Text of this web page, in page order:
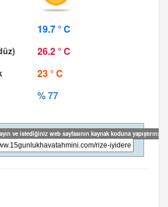
19.7 ° C
26.2 ° C
23 ° C
% 77
ve istediğiniz web sayfasının kaynak koduna yapıştırın: